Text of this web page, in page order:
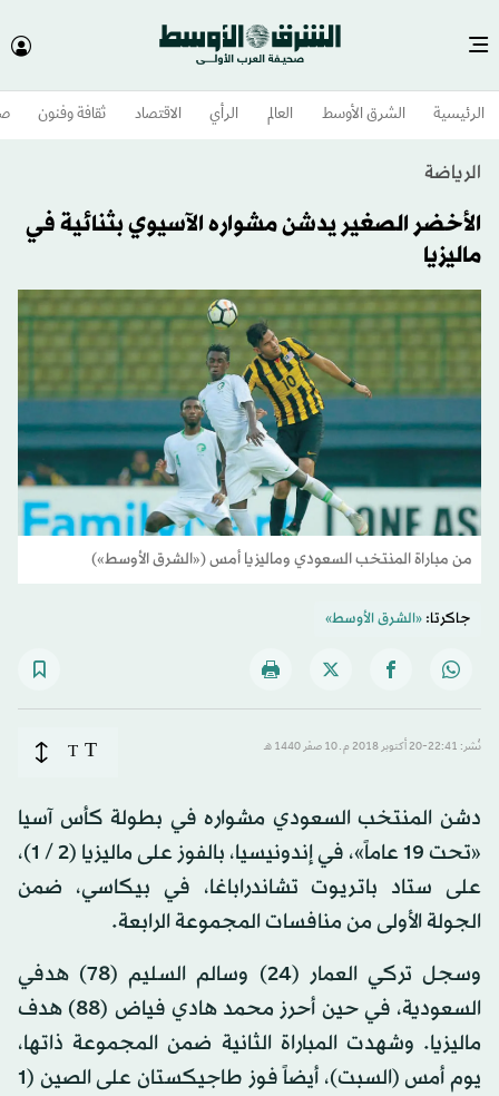
الرئيسية الشرق الأوسط​ العالم الرأي الاقتصاد ثقافة وفنون
الرياضة
الأخضر الصغير يدشن مشواره الآسيوي بثنائية في
ماليزيا
من مباراة المنتخب السعودي وماليزيا أمس («الشرق الأوسط»)
جاكرتا:«الشرق الأوسط»
نُشر: 22:41-20 أكتوبر 2018 م ـ 10 صفَر 1440 هـ T
T
دشن المنتخب السعودي مشواره في بطولة كأس آسيا
«تحت 19 عاماً»، في إندونيسيا، بالفوز على ماليزيا (2 / 1)،
على ستاد باتريوت تشاندراباغا، في بيكاسي، ضمن
الجولة الأولى من منافسات المجموعة الرابعة.
وسجل تركي العمار (24) وسالم السليم (78) هدفي
السعودية، في حين أحرز محمد هادي فياض (88) هدف
ماليزيا. وشهدت المباراة الثانية ضمن المجموعة ذاتها،
يوم أمس (السبت)، أيضاً فوز طاجيكستان على الصين (1